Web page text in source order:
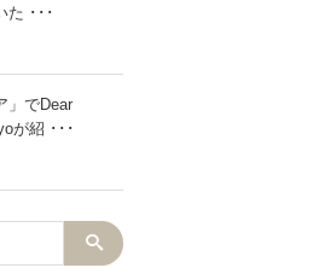
た ･･･
」でDear
が紹 ･･･